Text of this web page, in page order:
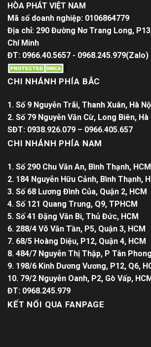
HÒA PHÁT VIỆT NAM
Mã số doanh nghiệp: 0106864779
Địa chỉ: 290 Đường Nơ Trang Long,
Chí Minh
ĐT: 0966.40.5657 - 0968.245.979(Zalo)
CHI NHÁNH PHÍA BẮC
1. Số 9 Nguyễn Trãi, Thanh Xuân, Hà
2. Số 79 Nguyễn Văn Cừ, Long Biên, Hà
SĐT: 0938.926.079 – 0966.405.657
CHI NHÁNH PHÍA NAM
1. Số 290 Chu Văn An, Bình Thạnh, HCM
2. 184 Nguyễn Hữu Cảnh, Bình Thạnh,
3. Số 68 Lương Đình Của, Quận 2, HCM
4. Số 121 Quang Trung, Q9, TPHCM
5. Số 41 Đặng Văn Bi, Thủ Đức, HCM
6. 288/4 Võ Văn Tần, P5, Quận 3, HCM
7. 68/5 Hoàng Diệu, P12, Quận 4, HCM
8. 484/7 Nguyễn Thị Thập, P Tân
9. 198/6 Kinh Dương Vương, P12, Q6,
10. 79/2 Nguyễn Oanh, P2, Gò Vấp,
ĐT: 0968.245.979
KẾT NỐI QUA FANPAGE